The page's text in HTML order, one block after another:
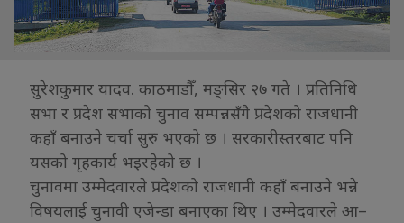
सुरेशकुमार यादव. काठमाडौँ, मङ्सिर २७ गते । प्रतिनिधि
सभा र प्रदेश सभाको चुनाव सम्पन्नसँगै प्रदेशको राजधानी
कहाँ बनाउने चर्चा सुरु भएको छ । सरकारीस्तरबाट पनि
यसको गृहकार्य भइरहेको छ ।
चुनावमा उम्मेदवारले प्रदेशको राजधानी कहाँ बनाउने भन्ने
विषयलाई चुनावी एजेन्डा बनाएका थिए । उम्मेदवारले आ–